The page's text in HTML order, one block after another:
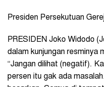
Presiden Persekutuan
PRESIDEN Joko Widodo
dalam kunjungan resminya
“Jangan dilihat (negatif).
persen itu gak ada